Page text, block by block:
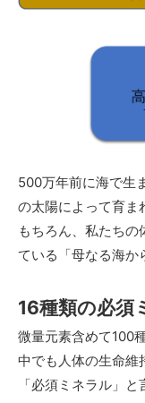
500万年前に海で生
の太陽によって育ま
もちろん、私たち
ている「母なる海か
16種類の必須
微量元素含めて100
中でも人体の生命維
「必須ミネラル」と